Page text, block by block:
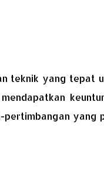
teknik yang tepat
pertimbangan yang